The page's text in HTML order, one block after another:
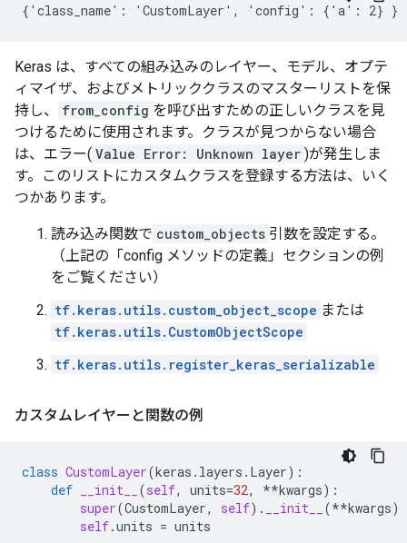
Keras は、すべての組み込みのレイヤー、モデル、オプテ
ィマイザ、およびメトリッククラスのマスターリストを保
持し、
from_config を呼び出すための正しいクラスを見
つけるために使用されます。クラスが見つからない場合
は、エラー( Value Error: Unknown layer )が発生しま
す。このリストにカスタムクラスを登録する方法は、いく
つかあります。
読み込み関数で custom_objects 引数を設定する。
（上記の「config メソッドの定義」セクションの例
をご覧ください）
tf.keras.utils.custom_object_scope または
tf.keras.utils.CustomObjectScope
tf.keras.utils.register_keras_serializable
カスタムレイヤーと関数の例
class CustomLayer(keras . layers . Layer):
def
__init__ (self, units=32, **kwargs):
super(CustomLayer, self) . __init__ (**kwargs)
self.units = units